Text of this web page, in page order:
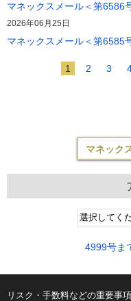
マネックスメール＜第
2026年06月25日
マネックスメール＜第
1 2 3
マネック
4999号ま
リスク・手数料などの重要事項